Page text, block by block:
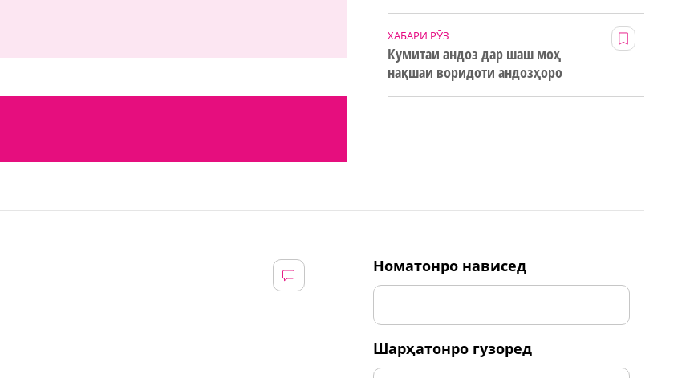
ХАБАРИ РӮЗ
Кумитаи андоз дар шаш моҳ
нақшаи воридоти андозҳоро
номатонро нависед
шарҳатонро гузоред